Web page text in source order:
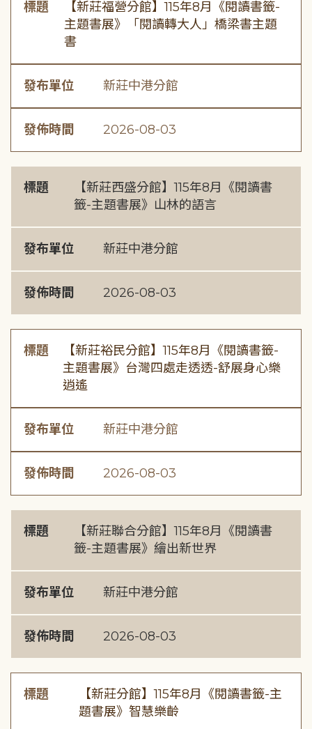
標題
【新莊福營分館】115年8月《閱讀書籤-
主題書展》「閱讀轉大人」橋梁書主題
書
發布單位 新莊中港分館
發佈時間 2026-08-03
標題
【新莊西盛分館】115年8月《閱讀書
籤-主題書展》山林的語言
發布單位 新莊中港分館
發佈時間 2026-08-03
標題
【新莊裕民分館】115年8月《閱讀書籤-
主題書展》台灣四處走透透-舒展身心樂
逍遙
發布單位 新莊中港分館
發佈時間 2026-08-03
標題
【新莊聯合分館】115年8月《閱讀書
籤-主題書展》繪出新世界
發布單位 新莊中港分館
發佈時間 2026-08-03
標題
【新莊分館】115年8月《閱讀書籤-主
題書展》智慧樂齡